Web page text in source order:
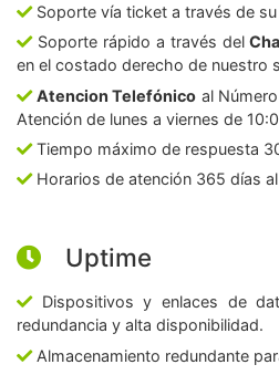
Soporte vía ticket a través de su
Soporte rápido a través del
en el costado derecho de nuestro
Atencion Telefónico al
Atención de lunes a viernes de
Tiempo máximo de respuesta
Horarios de atención 365 días
Uptime
Dispositivos y enlaces de
redundancia y alta disponibilidad.
Almacenamiento redundante